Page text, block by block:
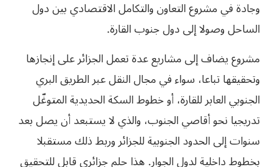
وجادة في مشروع التعاون والتكامل الاقتصادي بين دول
الساحل وصولا إلى دول جنوب القارة.
مشروع يضاف إلى مشاريع عدة تعمل الجزائر على إنجازها
وتحقيقها تباعا، سواء في مجال النقل عبر الطريق البري
الجنوبي العابر للقارة، أو خطوط السكة الحديدية المتوغّل
تدريجيا نحو أقاصي الجنوب، والذي لا يستبعد أن يصل بعد
سنوات إلى الحدود الجنوبية للجزائر وربط ذلك مستقبلا
بخطوط داخلية لدول الجوار. هذا حلم جزائري قابل للتحقيق